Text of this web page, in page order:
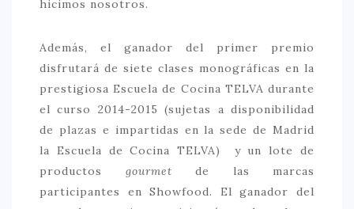
hicimos nosotros.
Además, el ganador del primer premio
disfrutará de siete clases monográficas en la
prestigiosa Escuela de Cocina TELVA durante
el curso 2014-2015 (sujetas a disponibilidad
de plazas e impartidas en la sede de Madrid
la Escuela de Cocina TELVA) y un lote de
productos gourmet de las marcas
participantes en Showfood. El ganador del